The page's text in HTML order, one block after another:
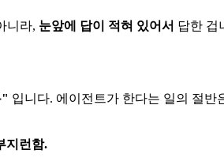
니라, 눈앞에 답이 적혀 있어서 답한 겁
" 입니다. 에이전트가 한다는 일의 절반
지런함.